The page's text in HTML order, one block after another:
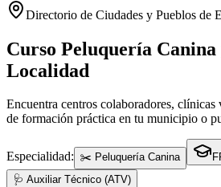
Directorio de Ciudades y Pueblos de
Curso Peluquería Canina
Localidad
Encuentra centros colaboradores,
de formación práctica en tu municipio o
Especialidad: ✂️ Peluquería Canina
🩺 Auxiliar Técnico (ATV)